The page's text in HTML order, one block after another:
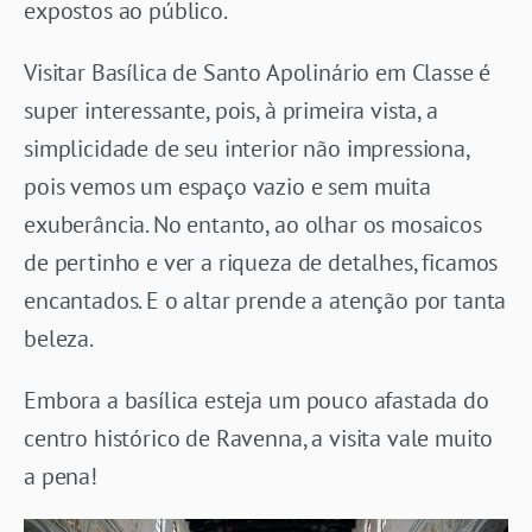
expostos ao público.
Visitar Basílica de Santo Apolinário em Classe é
super interessante, pois, à primeira vista, a
simplicidade de seu interior não impressiona,
pois vemos um espaço vazio e sem muita
exuberância. No entanto, ao olhar os mosaicos
de pertinho e ver a riqueza de detalhes, ficamos
encantados. E o altar prende a atenção por tanta
beleza.
Embora a basílica esteja um pouco afastada do
centro histórico de Ravenna, a visita vale muito
a pena!